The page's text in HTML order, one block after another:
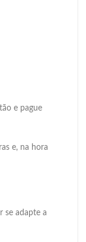
e pague
e, na hora
se adapte a